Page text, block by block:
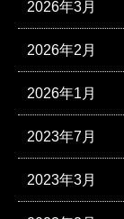
2026年3月
2026年2月
2026年1月
2023年7月
2023年3月